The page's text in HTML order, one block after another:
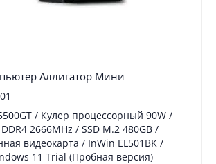
Аллигатор Мини
/ Кулер процессорный 90W /
2666MHz / SSD M.2 480GB /
видеокарта / InWin EL501BK /
11 Trial (Пробная версия)